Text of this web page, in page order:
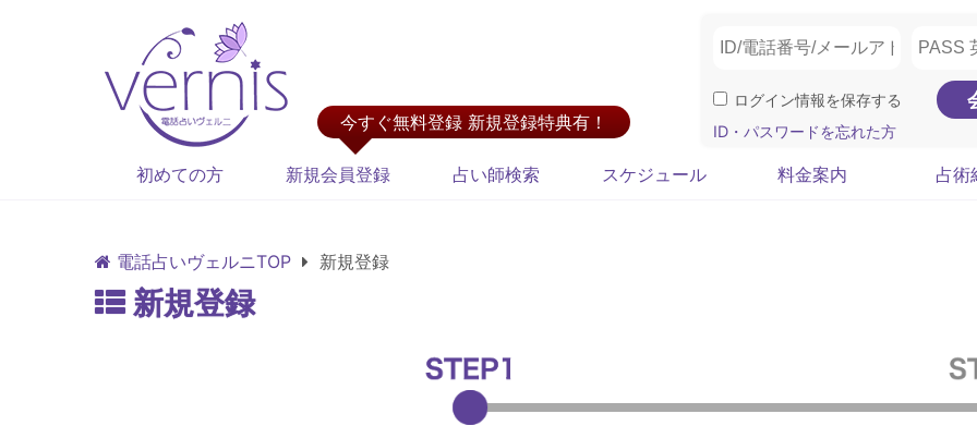
今すぐ無料登録 新規登録特典有！
ログイン情報を保存する
ID・パスワードを忘れた方
初めての方 新規会員登録 占い師検索 スケジュール 料金案内 占術
電話占いヴェルニTOP 新規登録
新規登録